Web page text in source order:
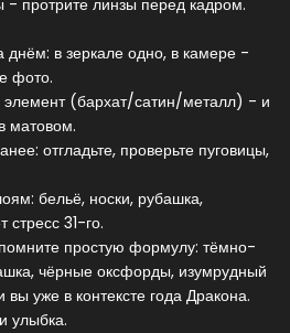
протрите линзы перед кадром.
днём: в зеркале одно, в камере -
фото.
элемент (бархат/сатин/металл) - и
матовом.
отгладьте, проверьте пуговицы,
бельё, носки, рубашка,
стресс 31-го.
простую формулу: тёмно-
чёрные оксфорды, изумрудный
уже в контексте года Дракона.
улыбка.